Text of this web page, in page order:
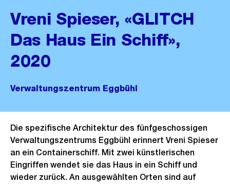
Vreni Spieser, «GLITCH
Das Haus Ein Schiff»,
2020
Verwaltungszentrum Eggbühl
Die spezifische Architektur des fünfgeschossigen
Verwaltungszentrums Eggbühl erinnert Vreni Spieser
an ein Containerschiff. Mit zwei künstlerischen
Eingriffen wendet sie das Haus in ein Schiff und
wieder zurück. An ausgewählten Orten sind auf